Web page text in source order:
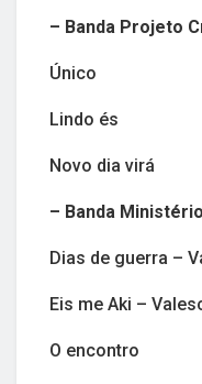
– Banda Projeto
Único
Lindo és
Novo dia virá
– Banda
Dias de guerra –
Eis me Aki –
O encontro